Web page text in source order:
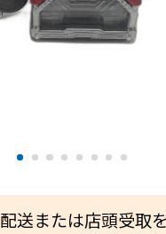
配送または店頭受取